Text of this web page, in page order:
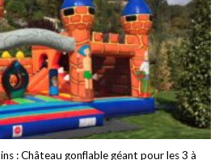
: Château gonflable géant pour les 3 à